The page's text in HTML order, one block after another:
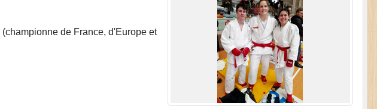
(championne de France, d'Europe et